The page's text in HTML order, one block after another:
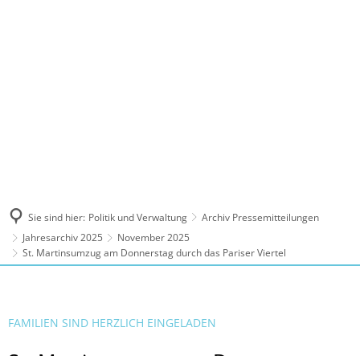
Sie sind hier: Politik und Verwaltung
Archiv Pressemitteilungen
Jahresarchiv 2025
November 2025
St. Martinsumzug am Donnerstag durch das Pariser Viertel
FAMILIEN SIND HERZLICH EINGELADEN